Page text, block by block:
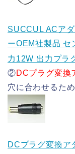
SUCCUL ACア
ーOEM社製品 セ
力12W 出力プラ
②DCプラグ変換
穴に合わせるため
DCプラグ変換